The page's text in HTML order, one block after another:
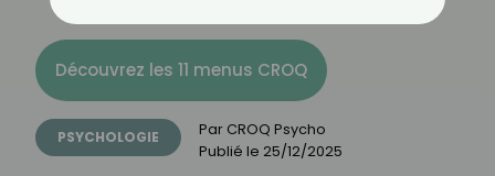
Découvrez les 11 menus CROQ
PSYCHOLOGIE Par CROQ Psycho
Publié le 25/12/2025